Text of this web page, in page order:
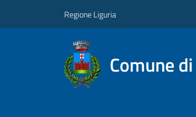
Regione Liguria
Comune